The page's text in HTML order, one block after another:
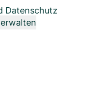
Datenschutz